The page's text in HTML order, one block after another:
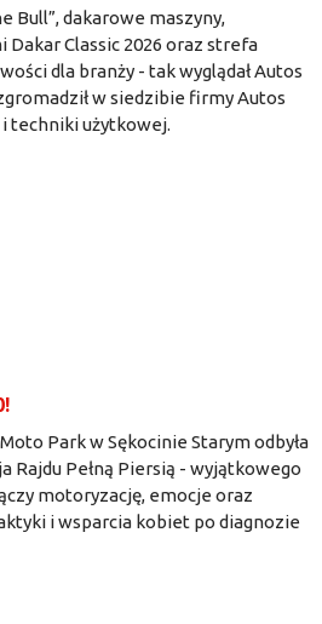
Bull”, dakarowe maszyny,
Classic 2026 oraz strefa
dla branży - tak wyglądał Autos
w siedzibie firmy Autos
techniki użytkowej.
Park w Sękocinie Starym odbyła
Rajdu Pełną Piersią - wyjątkowego
motoryzację, emocje oraz
i wsparcia kobiet po diagnozie